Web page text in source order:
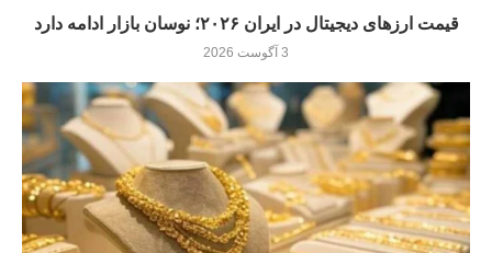
قیمت ارزهای دیجیتال در ایران ۲۰۲۶؛ نوسان بازار ادامه دارد
3 آگوست 2026